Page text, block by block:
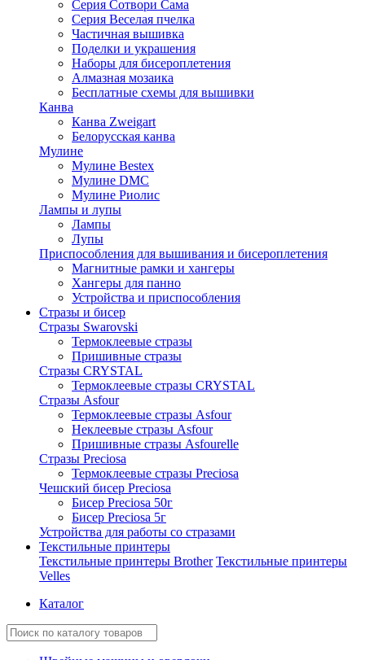
Серия Сотвори Сама
Серия Веселая пчелка
Частичная вышивка
Поделки и украшения
Наборы для бисероплетения
Алмазная мозаика
Бесплатные схемы для вышивки
Канва
Канва Zweigart
Белорусская канва
Мулине
Мулине Bestex
Мулине DMC
Мулине Риолис
Лампы и лупы
Лампы
Лупы
Приспособления для вышивания и бисероплетения
Магнитные рамки и хангеры
Хангеры для панно
Устройства и приспособления
Стразы и бисер
Стразы Swarovski
Термоклеевые стразы
Пришивные стразы
Стразы CRYSTAL
Термоклеевые стразы CRYSTAL
Стразы Asfour
Термоклеевые стразы Asfour
Неклеевые стразы Asfour
Пришивные стразы Asfourelle
Стразы Preciosa
Термоклеевые стразы Preciosa
Чешский бисер Preciosa
Бисер Preciosa 50г
Бисер Preciosa 5г
Устройства для работы со стразами
Текстильные принтеры
Текстильные принтеры Brother Текстильные принтеры
Velles
Каталог